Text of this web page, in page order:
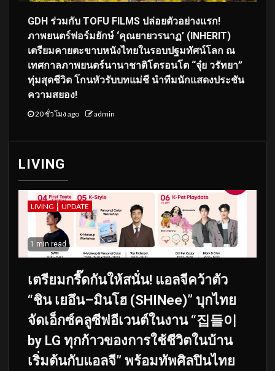
GDH ร่วมกับ TOFU FILMS ปล่อยตัวอย่างแรก!
ภาพยนตร์ฟอร์มยักษ์ ‘คุณยายวรนาฏ’ (INHERIT)
เตรียมคายตะขาบหนังไทยในรอบปฐมทัศน์โลก ณ
เทศกาลภาพยนตร์นานาชาติโตรอนโต “จุ๋ย วรัทยา”
ทุ่มสุดชีวิต โกนหัวรับบทแม่ชี นำทีมนักแสดงประชัน
ความสยอง!
20 ชั่วโมง ago admin
LIVING
LIVING UPDATE
1 min read
เตรียมกรี๊ดกันให้สนั่น! แอลจีคว้าตัว
“ชิน เยอึน–มินโฮ (SHINee)” บุกไทย
จัดเอ็กซ์คลูซีฟอีเวนต์ในงาน “집들이
by LG ทุกก้าวของการใช้ชีวิตในบ้าน
เริ่มต้นกับแอลจี” พร้อมทัพศิลปินไทย